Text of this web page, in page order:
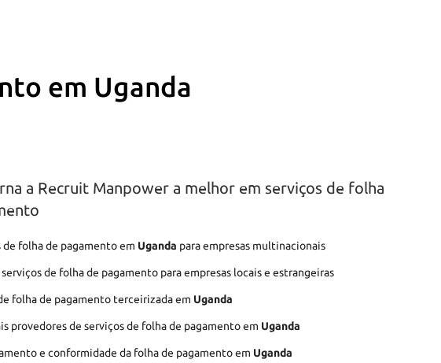
em Uganda
a Recruit Manpower a melhor em serviços de folha
de folha de pagamento em Uganda para empresas multinacionais
serviços de folha de pagamento para empresas locais e estrangeiras
folha de pagamento terceirizada em Uganda
provedores de serviços de folha de pagamento em Uganda
e conformidade da folha de pagamento em Uganda